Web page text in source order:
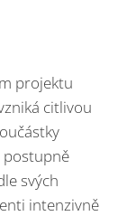
projektu
citlivou
postupně
svých
intenzivně